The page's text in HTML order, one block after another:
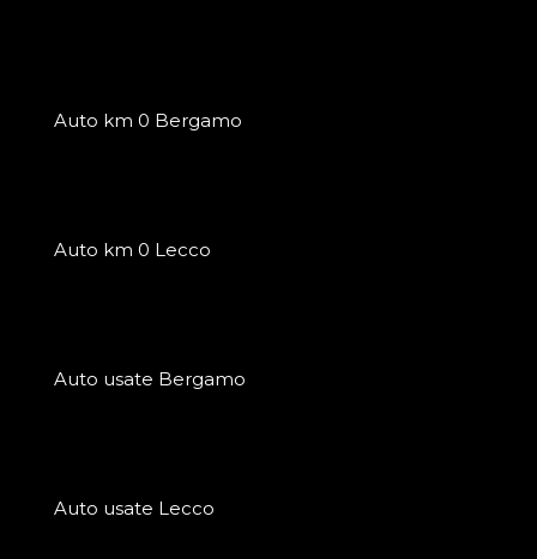
Auto km 0 Bergamo
Auto km 0 Lecco
Auto usate Bergamo
Auto usate Lecco